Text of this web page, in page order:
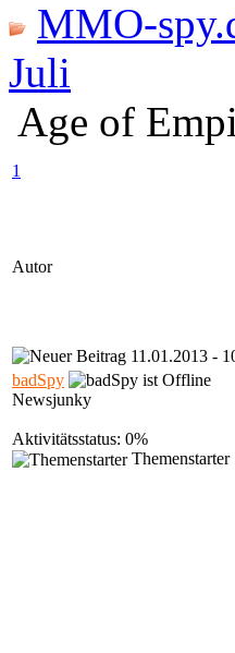
MMO-
Juli
Age of
1
Autor
11.01.2013 -
badSpy
Newsjunky
Aktivitätsstatus: 0%
Themenstarter